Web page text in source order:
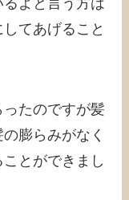
よと言う方は
てあげること
たのですが髪
膨らみがなく
とができまし